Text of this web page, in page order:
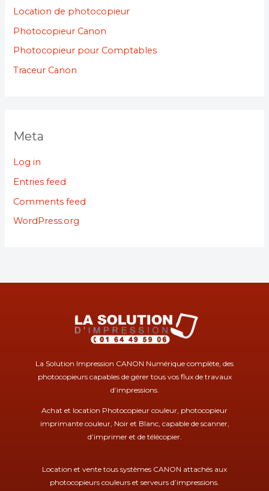
Location de photocopieur
Photocopieur Canon
Photocopieur pour Comptables
Traceur Canon
Meta
Log in
Entries feed
Comments feed
WordPress.org
La Solution Impression CANON Numérique complète, des
photocopieurs capables de gérer tous vos flux de travaux
d’impressions.
Achat et location Photocopieur couleur, photocopieur
imprimante couleur, Noir et Blanc, capable de scanner,
d’imprimer et de télécopier.
Location et vente tous systèmes CANON attachés aux
photocopieurs couleurs et serveurs d’impressions.